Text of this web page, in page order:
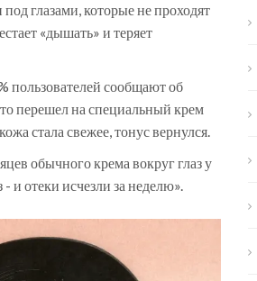
глазами, которые не проходят
«дышать» и теряет
пользователей сообщают об
перешел на специальный крем
стала свежее, тонус вернулся.
обычного крема вокруг глаз у
и отеки исчезли за неделю».